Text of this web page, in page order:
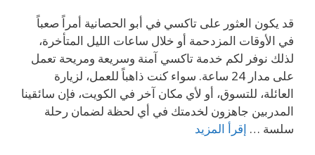
قد يكون العثور على تاكسي في أبو الحصانية أمراً صعباً
في الأوقات المزدحمة أو خلال ساعات الليل المتأخرة،
لذلك نوفر لكم خدمة تاكسي آمنة وسريعة ومريحة تعمل
على مدار 24 ساعة. سواء كنت ذاهباً للعمل، لزيارة
العائلة، للتسوق، أو لأي مكان آخر في الكويت، فإن سائقينا
المدربين جاهزون لخدمتك في أي لحظة لضمان رحلة
سلسة … إقرأ المزيد